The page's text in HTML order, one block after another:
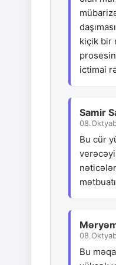
kiçik bir
ictimai
Samir
Bu cür
Bu